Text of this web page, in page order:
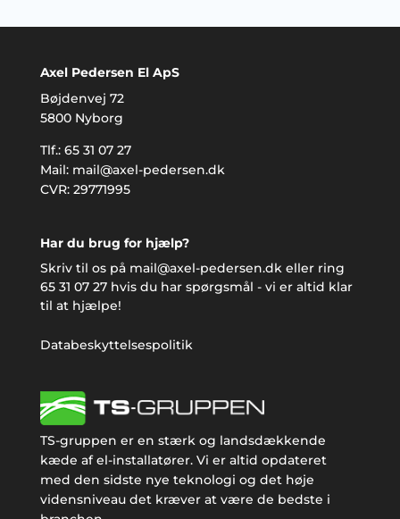
Axel Pedersen El ApS
Bøjdenvej 72
5800 Nyborg
Tlf.: 65 31 07 27
Mail: mail@axel-pedersen.dk
CVR: 29771995
Har du brug for hjælp?
Skriv til os på mail@axel-pedersen.dk eller ring
65 31 07 27hvis du har spørgsmål - vi er altid klar
til at hjælpe!
Databeskyttelsespolitik
TS-gruppen er en stærk og landsdækkende
kæde af el-installatører. Vi er altid opdateret
med den sidste nye teknologi og det høje
vidensniveau det kræver at være de bedste i